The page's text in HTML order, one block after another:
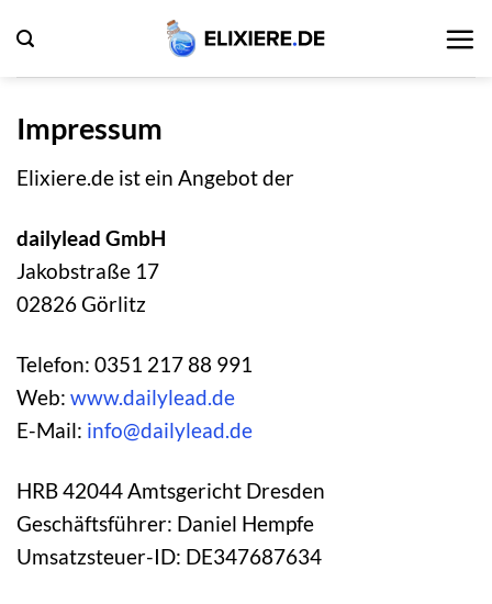
Inhalt
springen
Impressum
Elixiere.de ist ein Angebot der
dailylead GmbH
Jakobstraße 17
02826 Görlitz
Telefon: 0351 217 88 991
Web: www.dailylead.de
E-Mail: info@dailylead.de
HRB 42044 Amtsgericht Dresden
Geschäftsführer: Daniel Hempfe
Umsatzsteuer-ID: DE347687634